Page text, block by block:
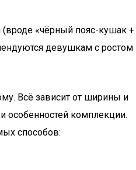
(вроде «чёрный пояс-кушак +
девушкам с ростом
Всё зависит от ширины и
комплекции.
способов: